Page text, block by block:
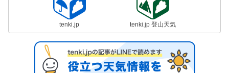
tenki.jp tenki.jp 登山天気